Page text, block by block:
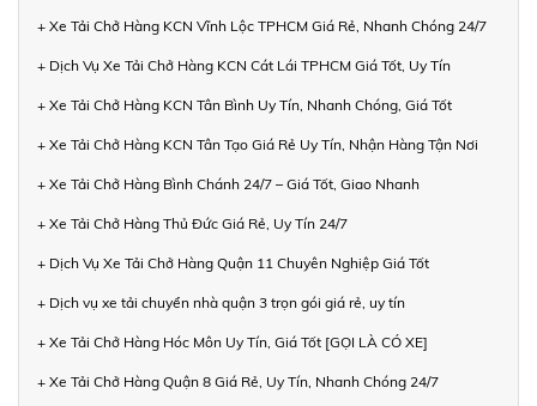
+ Xe Tải Chở Hàng KCN Vĩnh Lộc TPHCM Giá Rẻ, Nhanh Chóng 24/7
+ Dịch Vụ Xe Tải Chở Hàng KCN Cát Lái TPHCM Giá Tốt, Uy Tín
+ Xe Tải Chở Hàng KCN Tân Bình Uy Tín, Nhanh Chóng, Giá Tốt
+ Xe Tải Chở Hàng KCN Tân Tạo Giá Rẻ Uy Tín, Nhận Hàng Tận Nơi
+ Xe Tải Chở Hàng Bình Chánh 24/7 – Giá Tốt, Giao Nhanh
+ Xe Tải Chở Hàng Thủ Đức Giá Rẻ, Uy Tín 24/7
+ Dịch Vụ Xe Tải Chở Hàng Quận 11 Chuyên Nghiệp Giá Tốt
+ Dịch vụ xe tải chuyển nhà quận 3 trọn gói giá rẻ, uy tín
+ Xe Tải Chở Hàng Hóc Môn Uy Tín, Giá Tốt [GỌI LÀ CÓ XE]
+ Xe Tải Chở Hàng Quận 8 Giá Rẻ, Uy Tín, Nhanh Chóng 24/7